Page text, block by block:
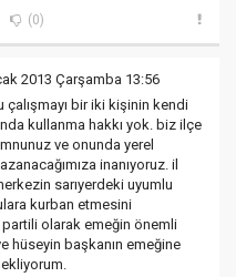
(0)
2013 Çarşamba 13:56
çalışmayı bir iki kişinin kendi
kullanma hakkı yok. biz ilçe
ve onunda yerel
inanıyoruz. il
sarıyerdeki uyumlu
kurban etmesini
olarak emeğin önemli
hüseyin başkanın emeğine